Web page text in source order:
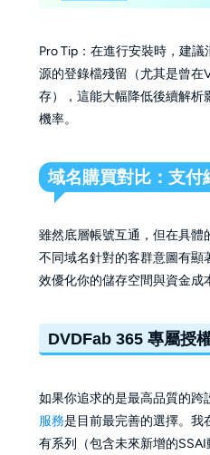
Pro Tip：在進行安裝時，建
源的登錄檔殘留（尤其是曾在
存），這能大幅降低後續解析
機率。
域名購買對比：支付
雖然底層帳號互通，但在具體
不同域名針對的客群意圖有顯
效優化你的儲存空間與資金成
DVDFab 365 專屬授
如果你追求的是最高品質的跨
服務是目前最完善的選擇。我
有系列（包含未來新增的